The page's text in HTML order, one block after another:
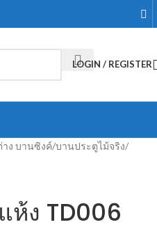
LOGIN / REGISTER
ง บานซิงค์/บานประตูไม้จริง/
ห้ง TD006